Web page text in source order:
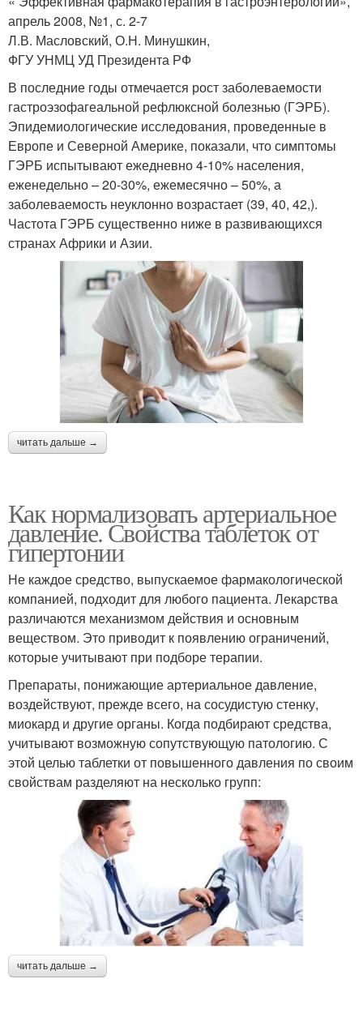
апрель 2008, №1, с. 2-7
Л.В. Масловский, О.Н. Минушкин,
ФГУ УНМЦ УД Президента РФ
В последние годы отмечается рост заболеваемости
гастроэзофагеальной рефлюксной болезнью (ГЭРБ).
Эпидемиологические исследования, проведенные в
Европе и Северной Америке, показали, что симптомы
ГЭРБ испытывают ежедневно 4-10% населения,
еженедельно – 20-30%, ежемесячно – 50%, а
заболеваемость неуклонно возрастает (39, 40, 42,).
Частота ГЭРБ существенно ниже в развивающихся
странах Африки и Азии.
читать дальше →
Как нормализовать артериальное
давление. Свойства таблеток от
гипертонии
Не каждое средство, выпускаемое фармакологической
компанией, подходит для любого пациента. Лекарства
различаются механизмом действия и основным
веществом. Это приводит к появлению ограничений,
которые учитывают при подборе терапии.
Препараты, понижающие артериальное давление,
воздействуют, прежде всего, на сосудистую стенку,
миокард и другие органы. Когда подбирают средства,
учитывают возможную сопутствующую патологию. С
этой целью таблетки от повышенного давления по своим
свойствам разделяют на несколько групп:
читать дальше →